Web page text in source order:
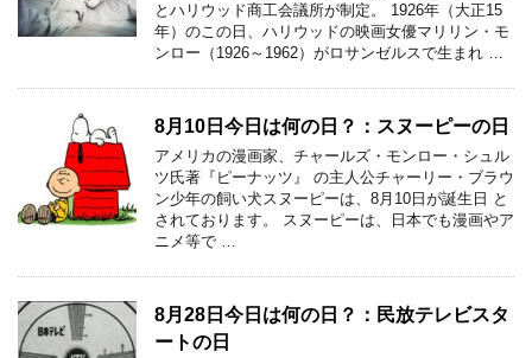
とハリウッド商工会議所が制定。 1926年（大正15
年）のこの日、ハリウッドの映画女優マリリン・モ
ンロー（1926～1962）がロサンゼルスで生まれ …
8月10日今日は何の日？：スヌーピーの日
アメリカの漫画家、チャールズ・モンロー・シュル
ツ氏著『ピーナッツ』 の主人公チャーリー・ブラウ
ン少年の飼い犬スヌーピーは、8月10日が誕生日 と
されております。 スヌーピーは、日本でも漫画やア
ニメ等で …
8月28日今日は何の日？：民放テレビスタ
ートの日